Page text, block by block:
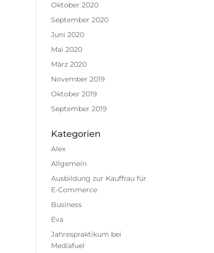
Oktober 2020
September 2020
Juni 2020
Mai 2020
März 2020
November 2019
Oktober 2019
September 2019
Kategorien
Alex
Allgemein
Ausbildung zur Kauffrau für
E-Commerce
Business
Eva
Jahrespraktikum bei
Mediafuel